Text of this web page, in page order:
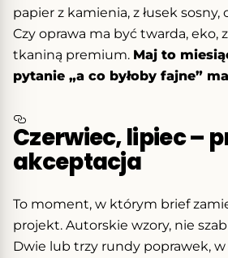
papier z kamienia, z łusek sosny,
Czy oprawa ma być twarda, eko,
tkaniną premium. Maj to
pytanie „a co byłoby fajne”
Czerwiec, lipiec –
akceptacja
To moment, w którym brief
projekt. Autorskie wzory, nie
Dwie lub trzy rundy poprawek,